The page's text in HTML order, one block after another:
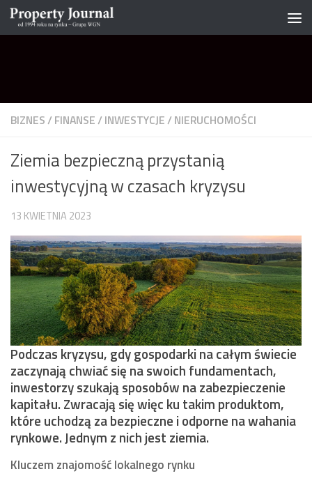
Skip to content
BIZNES/FINANSE/INWESTYCJE/NIERUCHOMOŚCI
Ziemia bezpieczną przystanią
inwestycyjną w czasach kryzysu
13 KWIETNIA 2023
Podczas kryzysu, gdy gospodarki na całym świecie
zaczynają chwiać się na swoich fundamentach,
inwestorzy szukają sposobów na zabezpieczenie
kapitału. Zwracają się więc ku takim produktom,
które uchodzą za bezpieczne i odporne na wahania
rynkowe. Jednym z nich jest ziemia.
Kluczem znajomość lokalnego rynku